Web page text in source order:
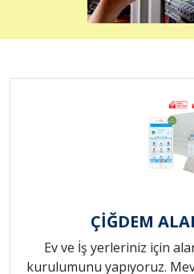
ÇİĞDEM
Ev ve İş yerleriniz için
kurulumunu yapıyoruz.